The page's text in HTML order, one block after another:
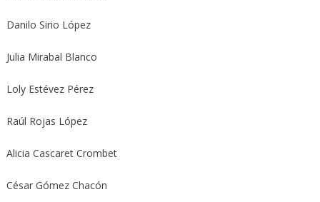
Danilo Sirio López
Julia Mirabal Blanco
Loly Estévez Pérez
Raúl Rojas López
Alicia Cascaret Crombet
César Gómez Chacón